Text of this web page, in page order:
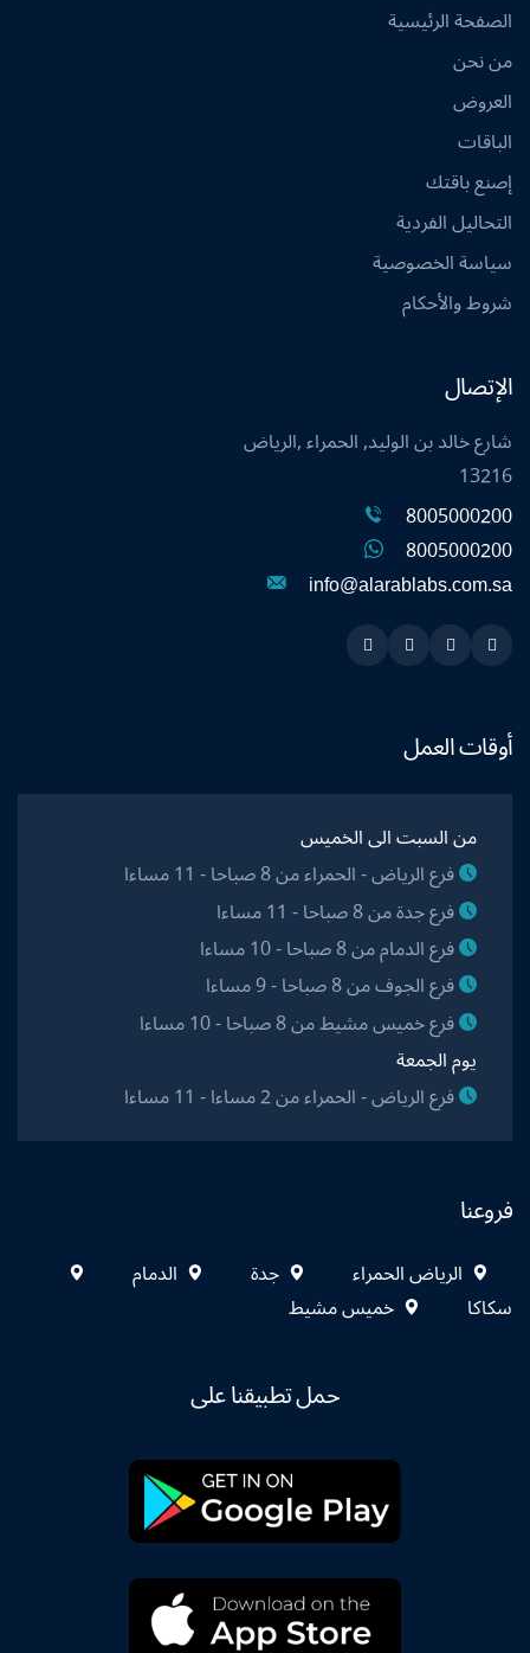
الصفحة الرئيسية
من نحن
العروض
الباقات
إصنع باقتك
التحاليل الفردية
سياسة الخصوصية
شروط والأحكام
الإتصال
شارع خالد بن الوليد, الحمراء ,الرياض
13216
8005000200
8005000200
info@alarablabs.com.sa
Snapchat
Twitter
Linkedin
Instagram
أوقات العمل
من السبت الى الخميس
فرع الرياض - الحمراء من 8 صباحا - 11 مساءا
فرع جدة من 8 صباحا - 11 مساءا
فرع الدمام من 8 صباحا - 10 مساءا
فرع الجوف من 8 صباحا - 9 مساءا
فرع خميس مشيط من 8 صباحا - 10 مساءا
يوم الجمعة
فرع الرياض - الحمراء من 2 مساءا - 11 مساءا
فروعنا
الرياض الحمراء جدة
الدمام
سكاكا
خميس مشيط
حمل تطبيقنا على